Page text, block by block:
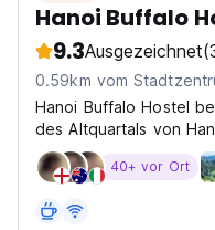
Hanoi Buffalo
9.3Ausgezeichnet
0.59km vom
Hanoi Buffalo Hostel
des Altquartals von
40+ vor Ort